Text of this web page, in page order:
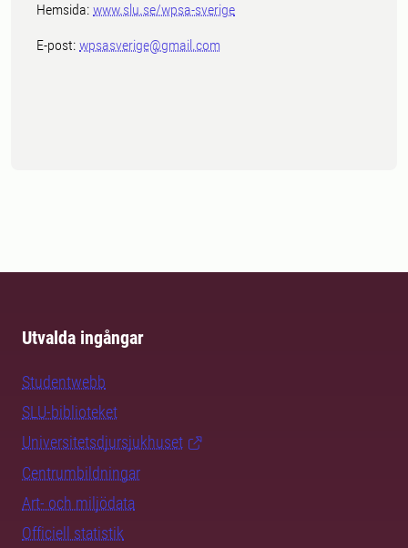
Hemsida: www.slu.se/wpsa-sverige
E-post: wpsasverige@gmail.com
Utvalda ingångar
Studentwebb
SLU-biblioteket
Universitetsdjursjukhuset
Centrumbildningar
Art- och miljödata
Officiell statistik